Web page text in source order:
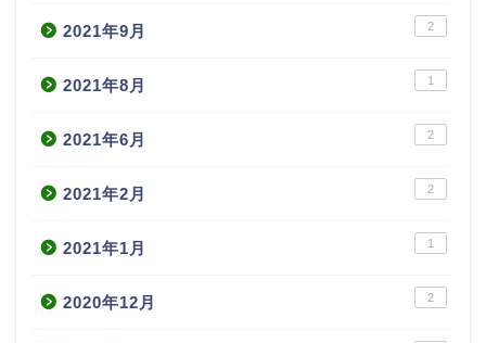
2021年9月 2
2021年8月 1
2021年6月 2
2021年2月 2
2021年1月 1
2020年12月 2